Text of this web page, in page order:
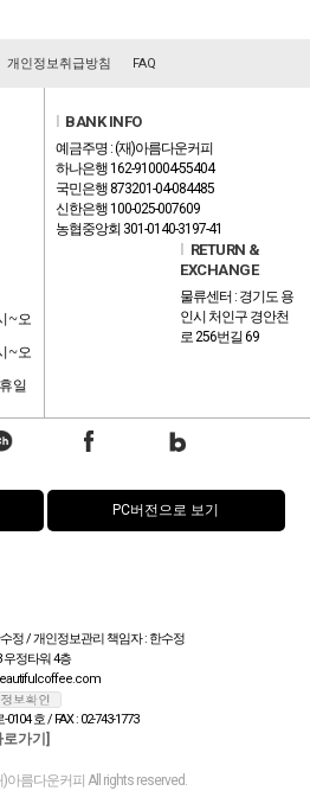
개인정보취급방침 FAQ
~오
~오
일
BANK INFO
예금주명 : (재)아름다운커피
하나은행 162-910004-55404
국민은행 873201-04-084485
신한은행 100-025-007609
농협중앙회 301-0140-3197-41
RETURN &
EXCHANGE
물류센터 : 경기도 용
인시 처인구 경안천
로 256번길 69
PC버전으로 보기
정 / 개인정보관리 책임자 : 한수정
우정타워 4층
호 / FAX : 02-743-1773
가기]
)아름다운커피 All rights reserved.